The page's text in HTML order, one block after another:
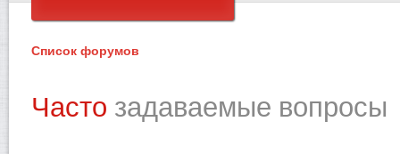
Список форумов
Часто задаваемые вопросы